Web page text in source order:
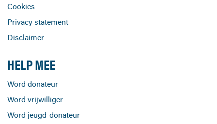
Cookies
Privacy statement
Disclaimer
HELP MEE
Word donateur
Word vrijwilliger
Word jeugd-donateur